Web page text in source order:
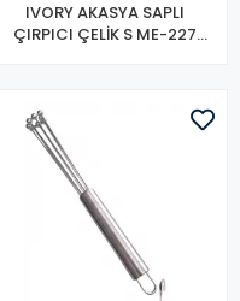
IVORY AKASYA SAPLI
ÇIRPICI ÇELİK S ME-227